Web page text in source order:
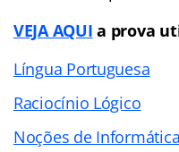
VEJA AQUI a prova
Língua Portuguesa
Raciocínio Lógico
Noções de Informática